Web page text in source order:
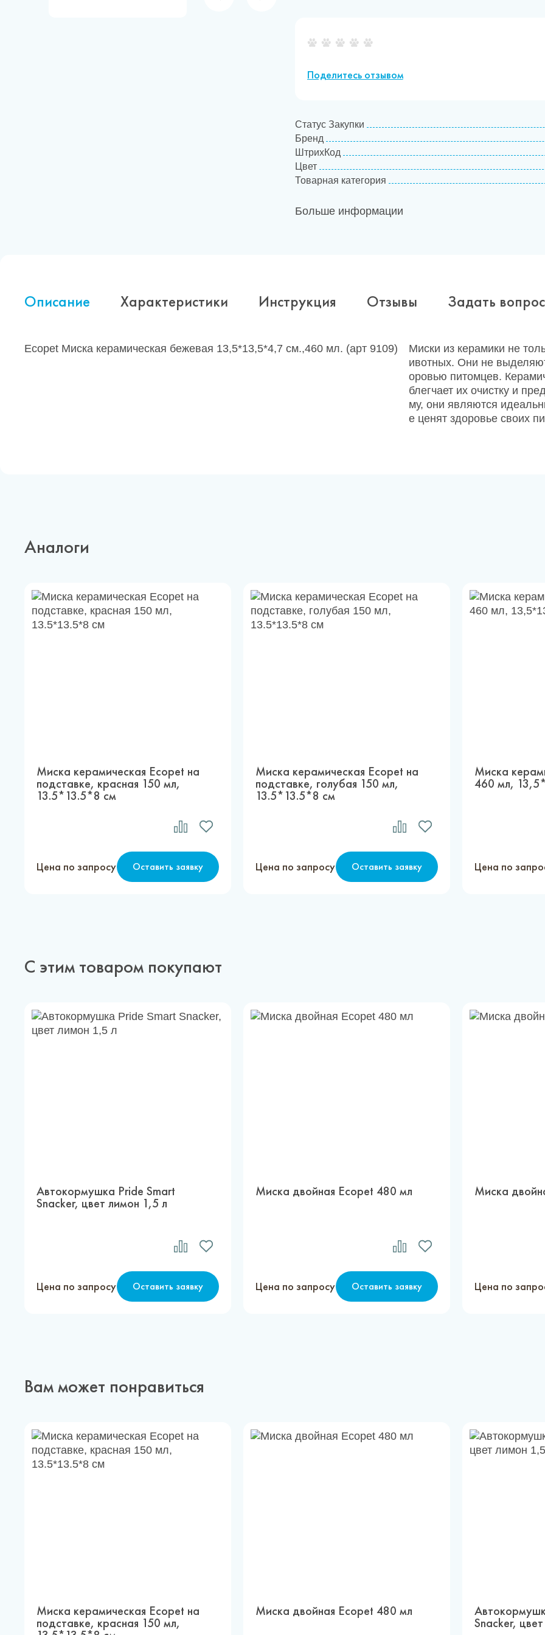
Поделитесь отзывом
Статус Закупки
Бренд
ШтрихКод
Цвет
Товарная категория
Больше информации
Описание Характеристики Инструкция Отзывы Задать вопрос
Ecopet Миска керамическая бежевая 13,5*13,5*4,7 см.,460 мл. (арт 9109)
Миски из керамики не
ивотных. Они не
оровью питомцев.
блегчает их очистку и
му, они являются
е ценят здоровье своих
Аналоги
Миска керамическая Ecopet на
подставке, красная 150 мл,
13.5*13.5*8 см
Цена по запросу Оставить заявку
Миска керамическая Ecopet на
подставке, голубая 150 мл,
13.5*13.5*8 см
Цена по запросу Оставить заявку
Миска
460 мл,
Цена по
С этим товаром покупают
Автокормушка Pride Smart
Snacker, цвет лимон 1,5 л
Цена по запросу Оставить заявку
Миска двойная Ecopet 480 мл
Цена по запросу Оставить заявку
Миска
Цена по
Вам может понравиться
Миска керамическая Ecopet на
подставке, красная 150 мл,
Миска двойная Ecopet 480 мл
Snacker,